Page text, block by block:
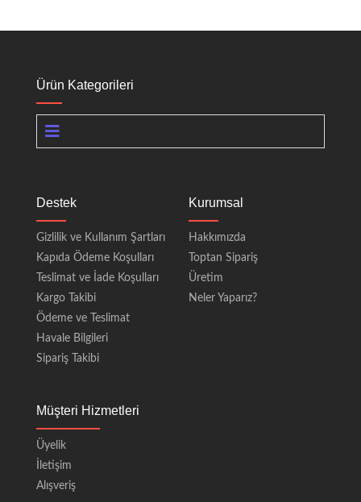
Ürün Kategorileri
Destek
Gizlilik ve Kullanım Şartları
Kapıda Ödeme Koşulları
Teslimat ve İade Koşulları
Kargo Takibi
Ödeme ve Teslimat
Havale Bilgileri
Sipariş Takibi
Kurumsal
Hakkımızda
Toptan Sipariş
Üretim
Neler Yaparız?
Müşteri Hizmetleri
Üyelik
İletişim
Alışveriş